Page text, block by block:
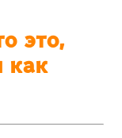
это,
как